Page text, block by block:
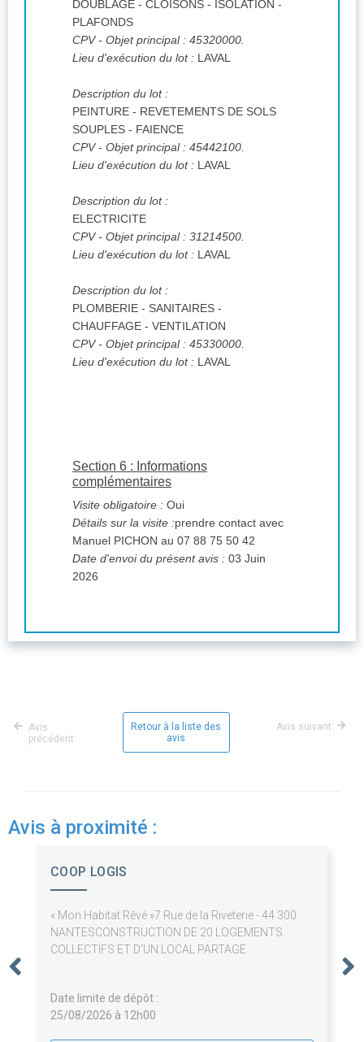
DOUBLAGE - CLOISONS - ISOLATION -
PLAFONDS
CPV- Objet principal : 45320000.
Lieu d'exécution du lot : LAVAL
Description du lot :
PEINTURE - REVETEMENTS DE SOLS
SOUPLES - FAIENCE
CPV- Objet principal : 45442100.
Lieu d'exécution du lot : LAVAL
Description du lot :
ELECTRICITE
CPV- Objet principal : 31214500.
Lieu d'exécution du lot : LAVAL
Description du lot :
PLOMBERIE - SANITAIRES -
CHAUFFAGE - VENTILATION
CPV- Objet principal : 45330000.
Lieu d'exécution du lot : LAVAL
Section 6 : Informations
complémentaires
Visite obligatoire : Oui
Détails sur la visite :prendre contact avec
Manuel PICHON au 07 88 75 50 42
Date d'envoi du présent avis : 03 Juin
2026
Avis
précédent
Retour à la liste des
avis
Avis suivant
Avis à proximité :
COOP LOGIS
« Mon Habitat Rêvé »7 Rue de la Riveterie - 44 300
NANTESCONSTRUCTION DE 20 LOGEMENTS
COLLECTIFS ET D'UN LOCAL PARTAGE
Date limite de dépôt :
25/08/2026 à 12h00